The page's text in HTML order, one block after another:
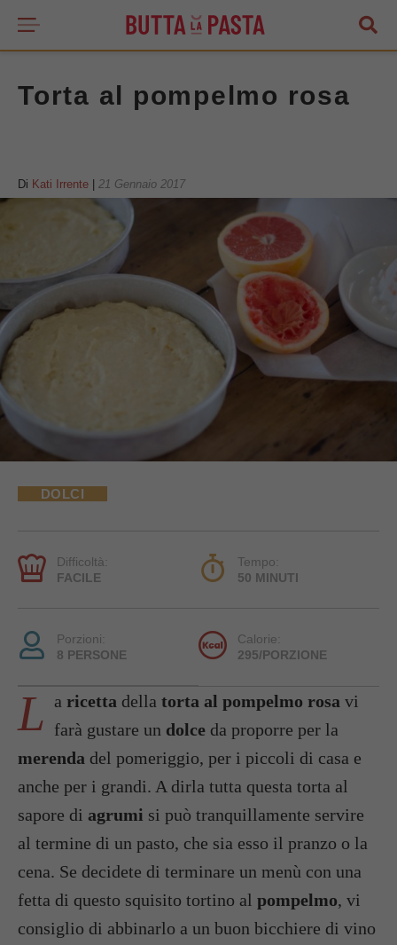
Torta al pompelmo rosa
Di Kati Irrente 21 Gennaio 2017
DOLCI
Difficoltà:
FACILE
Tempo:
50 MINUTI
Porzioni:
8 PERSONE
Calorie:
295/PORZIONE
L a ricetta della torta al pompelmo rosa vi
farà gustare un dolce da proporre per la
merenda del pomeriggio, per i piccoli di casa e
anche per i grandi. A dirla tutta questa torta al
sapore di agrumi si può tranquillamente servire
al termine di un pasto, che sia esso il pranzo o la
cena. Se decidete di terminare un menù con una
fetta di questo squisito tortino al pompelmo, vi
consiglio di abbinarlo a un buon bicchiere di vino